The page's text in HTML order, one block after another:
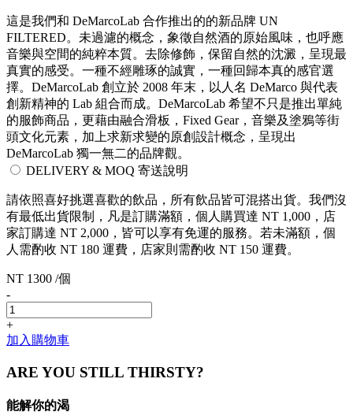
這是我們和 DeMarcoLab 合作推出的的新品牌 UN
FILTERED。未過濾的概念，象徵自然酒的原始風味，也呼應
音樂與空間的純粹本質。去除修飾，保留自然的沈澱，呈現最
真實的感受。一種不經雕琢的誠實，一種回歸本真的感官選
擇。DeMarcoLab 創立於 2008 年末，以人名 DeMarco 與代表
創新精神的 Lab 組合而成。DeMarcoLab 希望不只是推出單純
的服飾商品，更藉由融合滑板，Fixed Gear，音樂及塗鴉等街
頭文化元素，加上求新求變的原創設計概念，呈現出
DeMarcoLab 獨一無二的品牌觀。
DELIVERY & MOQ 寄送說明
請依照喜好挑選喜歡的飲品，所有飲品皆可混搭出貨。我們沒
有最低出貨限制，凡是訂購滿額，個人購買達 NT 1,000，店
家訂購達 NT 2,000，皆可以享有免運的服務。若未滿額，個
人需酌收 NT 180 運費，店家則需酌收 NT 150 運費。
NT 1300 /個
-
+
加入購物車
ARE YOU STILL THIRSTY?
能解你的渴